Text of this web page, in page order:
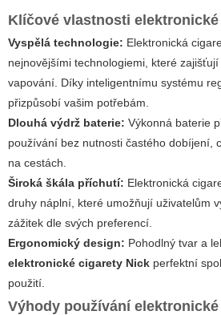
Klíčové vlastnosti
Vyspělá technologie: Elektronická
nejnovějšími technologiemi, které
vapování. Díky inteligentnímu systému
přizpůsobí vašim potřebám.
Dlouhá výdrž baterie: Výkonná baterie
používání bez nutnosti častého dobíjení,
na cestách.
Široká škála příchutí: Elektronická
druhy náplní, které umožňují uživatelům
zážitek dle svých preferencí.
Ergonomický design: Pohodlný tvar a
elektronické cigarety Nick perfektní
použití.
Výhody používání